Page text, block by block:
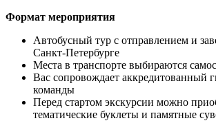
Формат мероприятия
Автобусный тур с отправлением и
Санкт-Петербурге
Места в транспорте выбираются
Вас сопровождает аккредитованный
команды
Перед стартом экскурсии можно
тематические буклеты и памятные